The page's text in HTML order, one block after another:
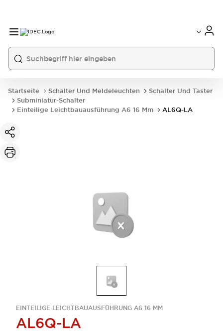
Startseite Schalter Und Meldeleuchten
Schalter Und Taster
Subminiatur-Schalter
Einteilige Leichtbauausführung A6 16 Mm
AL6Q-LA
EINTEILIGE LEICHTBAUAUSFÜHRUNG A6 16 MM
AL6Q-LA